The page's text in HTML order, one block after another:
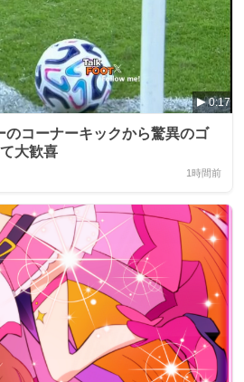
0:17
のコーナーキックから驚異のゴ
大歓喜
1時間前